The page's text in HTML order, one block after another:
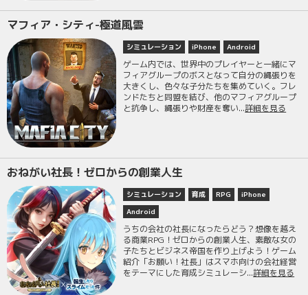
マフィア・シティ-極道風雲
シミュレーション iPhone Android
ゲーム内では、世界中のプレイヤーと一緒にマ
フィアグループのボスとなって自分の縄張りを
大きくし、色々な子分たちを集めていく。フレ
ンドたちと同盟を結び、他のマフィアグループ
と抗争し、縄張りや財産を奪い...詳細を見る
おねがい社長！ゼロからの創業人生
シミュレーション 育成 RPG
iPhone
Android
うちの会社の社長になったらどう？想像を越え
る商業RPG！ゼロからの創業人生、素敵な女の
子たちとビジネス帝国を作り上げよう！ゲーム
紹介「お願い！社長」はスマホ向けの会社経営
をテーマにした育成シミュレーシ...詳細を見る